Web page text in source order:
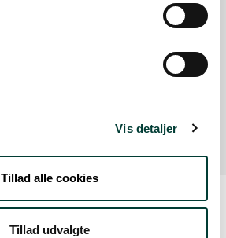
Vis detaljer
Tillad alle cookies
Tillad udvalgte